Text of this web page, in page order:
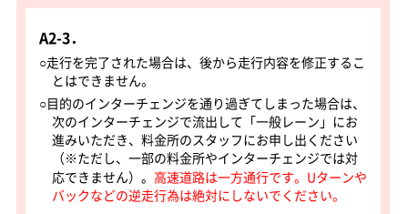
A2-3．
○走行を完了された場合は、後から走行内容を修正するこ
とはできません。
○目的のインターチェンジを通り過ぎてしまった場合は、
次のインターチェンジで流出して「一般レーン」にお
進みいただき、料金所のスタッフにお申し出ください
（※ただし、一部の料金所やインターチェンジでは対
応できません）。 高速道路は一方通行です。Uターンや
バックなどの逆走行為は絶対にしないでください。